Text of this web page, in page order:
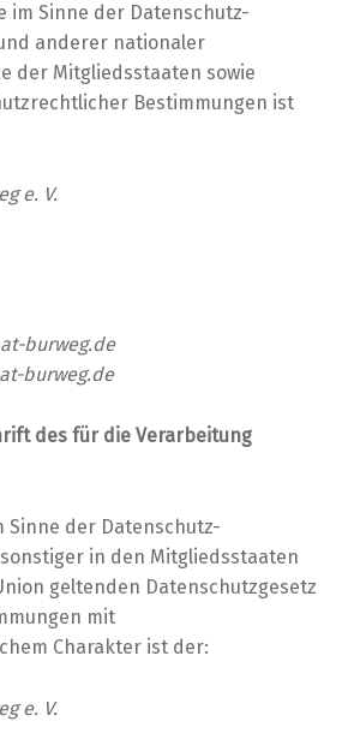
im Sinne der Datenschutz-
anderer nationaler
der Mitgliedsstaaten sowie
Bestimmungen ist
e. V.
burweg.de
burweg.de
des für die Verarbeitung
Sinne der Datenschutz-
in den Mitgliedsstaaten
geltenden Datenschutzgesetz
mit
Charakter ist der:
e. V.